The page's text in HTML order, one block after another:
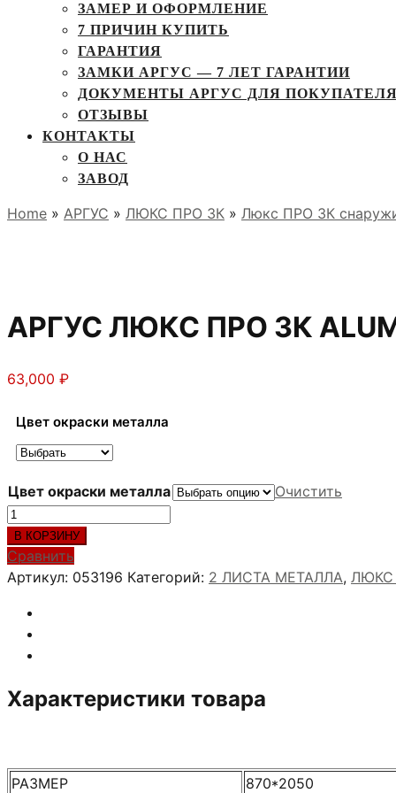
ЗАМЕР И ОФОРМЛЕНИЕ
7 ПРИЧИН КУПИТЬ
ГАРАНТИЯ
ЗАМКИ АРГУС — 7 ЛЕТ ГАРАНТИИ
ДОКУМЕНТЫ АРГУС ДЛЯ
ОТЗЫВЫ
КОНТАКТЫ
О НАС
ЗАВОД
Home » АРГУС » ЛЮКС ПРО 3К » Люкс ПРО 3К
АРГУС ЛЮКС ПРО 3К
63,000 ₽
Цвет окраски металла
Цвет окраски металла
Очистить
Количество
товара
АРГУС
ЛЮКС
ALUM
В КОРЗИНУ
Сравнить
Артикул: 053196 Категорий: 2 ЛИСТА МЕТАЛЛА, ЛЮКС
Характеристики товара
РАЗМЕР 870*2050